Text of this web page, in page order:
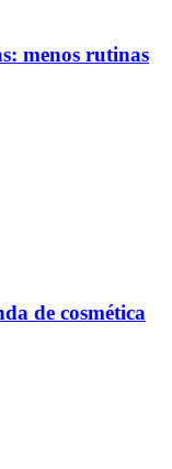
menos rutinas
de cosmética